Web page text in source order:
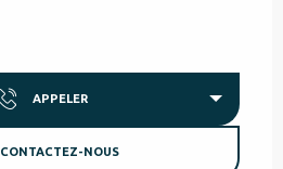
APPELER
CONTACTEZ-NOUS